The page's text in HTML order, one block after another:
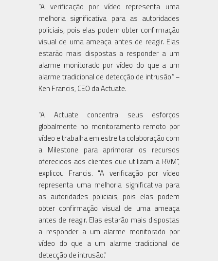
“A verificação por vídeo representa uma
melhoria significativa para as autoridades
policiais, pois elas podem obter confirmação
visual de uma ameaça antes de reagir. Elas
estarão mais dispostas a responder a um
alarme monitorado por vídeo do que a um
alarme tradicional de detecção de intrusão.” −
Ken Francis, CEO da Actuate.
"A Actuate concentra seus esforços
globalmente no monitoramento remoto por
vídeo e trabalha em estreita colaboração com
a Milestone para aprimorar os recursos
oferecidos aos clientes que utilizam a RVM",
explicou Francis. "A verificação por vídeo
representa uma melhoria significativa para
as autoridades policiais, pois elas podem
obter confirmação visual de uma ameaça
antes de reagir. Elas estarão mais dispostas
a responder a um alarme monitorado por
vídeo do que a um alarme tradicional de
detecção de intrusão."